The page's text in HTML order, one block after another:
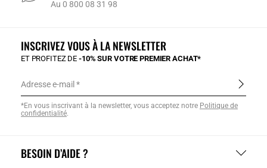
Au 0 800 08 31 98
BESOIN D’AIDE ?
INSCRIVEZ VOUS À LA NEWSLETTER
ET PROFITEZ DE-10% SUR VOTRE PREMIER ACHAT*
Adresse e-mail
*En vous inscrivant à la newsletter, vous acceptez notre Politique de
confidentialité.